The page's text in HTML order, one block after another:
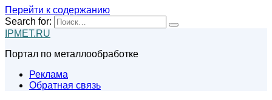
Перейти к содержанию
Search for:
IPMET.RU
Портал по металлообработке
Реклама
Обратная связь